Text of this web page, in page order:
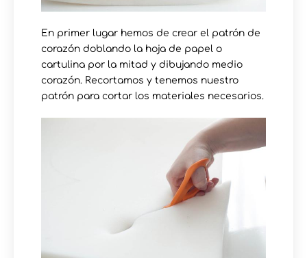
En primer lugar hemos de crear el patrón de
corazón doblando la hoja de papel o
cartulina por la mitad y dibujando medio
corazón. Recortamos y tenemos nuestro
patrón para cortar los materiales necesarios.